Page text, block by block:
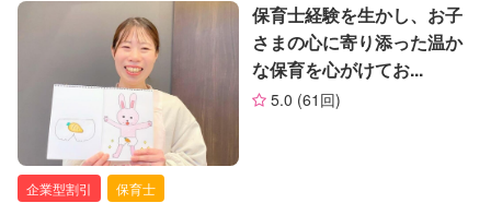
保育士経験を生かし、お子
さまの心に寄り添った温か
な保育を心がけてお...
5.0 (61回)
企業型割引
保育士